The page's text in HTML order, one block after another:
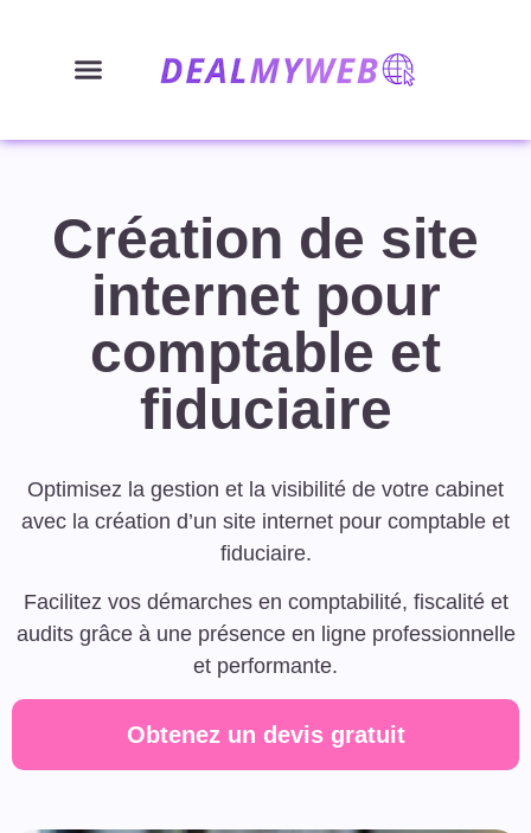
Création de site
internet pour
comptable et
fiduciaire
Optimisez la gestion et la visibilité de votre cabinet
avec la création d’un site internet pour comptable et
fiduciaire.
Facilitez vos démarches en comptabilité, fiscalité et
audits grâce à une présence en ligne professionnelle
et performante.
Obtenez un devis gratuit